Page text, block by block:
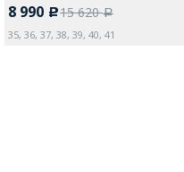
8 990 c15 620a
35, 36, 37, 38, 39, 40, 41